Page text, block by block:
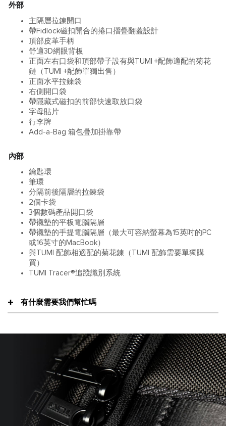
外部
主隔層拉鍊開口
帶Fidlock磁扣開合的捲口摺疊翻蓋設計
頂部皮革手柄
舒適3D網眼背板
正面左右口袋和頂部帶子設有與TUMI +配飾適配的菊花
鏈（TUMI +配飾單獨出售）
正面水平拉鍊袋
右側開口袋
帶隱藏式磁扣的前部快速取放口袋
字母貼片
行李牌
Add-a-Bag 箱包疊加掛靠帶
內部
鑰匙環
筆環
分隔前後隔層的拉鍊袋
2個卡袋
3個數碼產品開口袋
帶襯墊的平板電腦隔層
帶襯墊的手提電腦隔層（最大可容納螢幕為15英吋的PC
或16英寸的MacBook）
與TUMI 配飾相適配的菊花鍊（TUMI 配飾需要單獨購
買）
TUMI Tracer®追蹤識別系統
有什麼需要我們幫忙嗎